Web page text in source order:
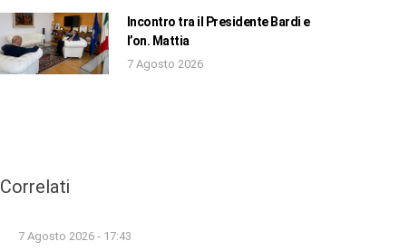
Incontro tra il Presidente Bardi e
l’on. Mattia
7 Agosto 2026
Correlati
7 Agosto 2026 - 17:43